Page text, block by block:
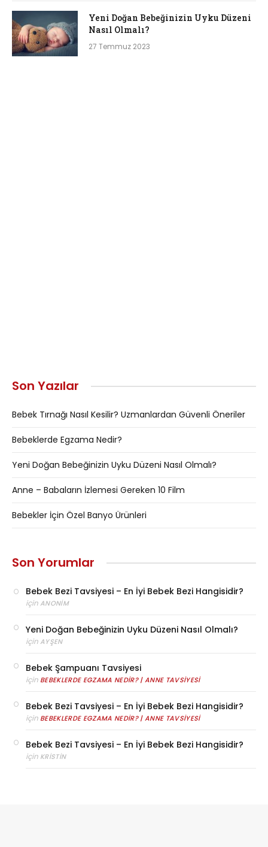
Yeni Doğan Bebeğinizin Uyku Düzeni
Nasıl Olmalı?
27 Temmuz 2023
Son Yazılar
Bebek Tırnağı Nasıl Kesilir? Uzmanlardan Güvenli Öneriler
Bebeklerde Egzama Nedir?
Yeni Doğan Bebeğinizin Uyku Düzeni Nasıl Olmalı?
Anne – Babaların İzlemesi Gereken 10 Film
Bebekler İçin Özel Banyo Ürünleri
Son Yorumlar
Bebek Bezi Tavsiyesi – En İyi Bebek Bezi Hangisidir?
için ANONIM
Yeni Doğan Bebeğinizin Uyku Düzeni Nasıl Olmalı?
için AYŞEN
Bebek Şampuanı Tavsiyesi
için BEBEKLERDE EGZAMA NEDIR? | ANNE TAVSIYESI
Bebek Bezi Tavsiyesi – En İyi Bebek Bezi Hangisidir?
için BEBEKLERDE EGZAMA NEDIR? | ANNE TAVSIYESI
Bebek Bezi Tavsiyesi – En İyi Bebek Bezi Hangisidir?
için KRISTIN